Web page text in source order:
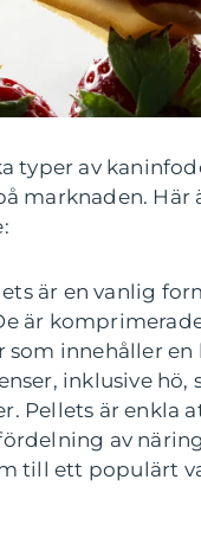
typer av
marknaden. Här
är en vanlig
är
som innehåller
inklusive hö,
Pellets är enkla
av
till ett populärt